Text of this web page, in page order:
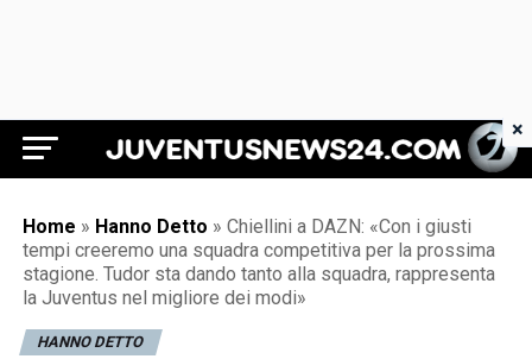
Juventus News 24
Home » Hanno Detto » Chiellini a DAZN: «Con i giusti
tempi creeremo una squadra competitiva per la prossima
stagione. Tudor sta dando tanto alla squadra, rappresenta
la Juventus nel migliore dei modi»
HANNO DETTO
×